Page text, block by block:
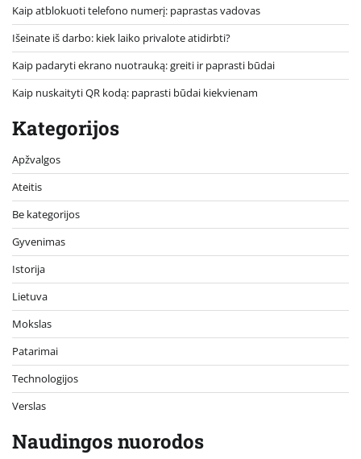
Kaip atblokuoti telefono numerį: paprastas vadovas
Išeinate iš darbo: kiek laiko privalote atidirbti?
Kaip padaryti ekrano nuotrauką: greiti ir paprasti būdai
Kaip nuskaityti QR kodą: paprasti būdai kiekvienam
Kategorijos
Apžvalgos
Ateitis
Be kategorijos
Gyvenimas
Istorija
Lietuva
Mokslas
Patarimai
Technologijos
Verslas
Naudingos nuorodos